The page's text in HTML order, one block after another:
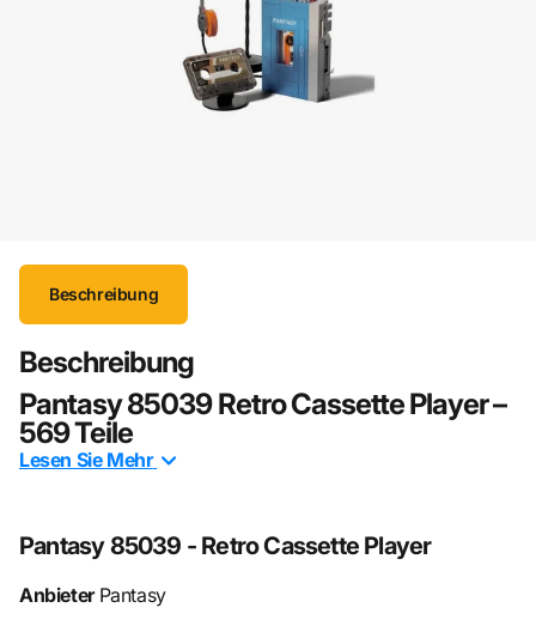
Beschreibung
Beschreibung
Pantasy 85039 Retro Cassette Player –
569 Teile
DerPantasy 85039 Retro Cassette Player
beeindruckendes Retro-Modell, das den Look eines
klassischen tragbaren Kassettenspielers originalgetreu
nachbildet – inklusive Kopfhörer und Kassette. Perfekt für
Lesen Sie Mehr
Pantasy 85039 - Retro Cassette Player
AnbieterPantasy